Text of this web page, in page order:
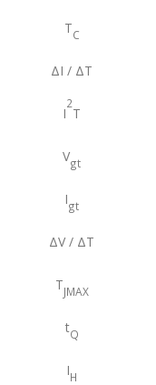
TC
ΔI / ΔT
I
2
T
Vgt
Igt
ΔV / ΔT
TJMAX
tQ
IH